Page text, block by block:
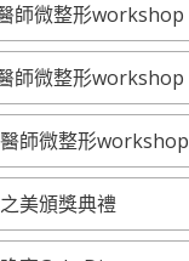
師微整形workshop
師微整形workshop
師微整形workshop
美頒獎典禮